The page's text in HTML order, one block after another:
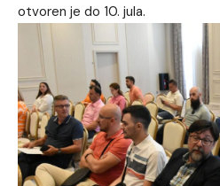
otvoren je do 10. jula.